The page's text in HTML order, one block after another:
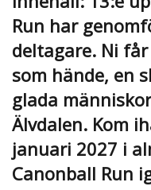
Run har
deltagare. Ni
som hände, en
glada
Älvdalen. Kom
januari 2027 i
Canonball Run